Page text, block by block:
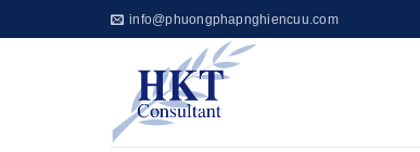
to
info@phuongphapnghiencuu.com